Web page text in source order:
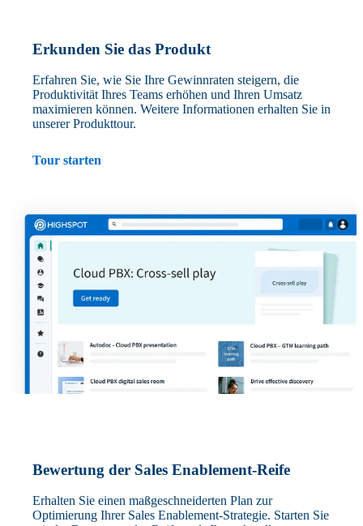
Erkunden Sie das Produkt
Erfahren Sie, wie Sie Ihre Gewinnraten steigern, die
Produktivität Ihres Teams erhöhen und Ihren Umsatz
maximieren können. Weitere Informationen erhalten Sie in
unserer Produkttour.
Tour starten
Bewertung der Sales Enablement-Reife
Erhalten Sie einen maßgeschneiderten Plan zur
Optimierung Ihrer Sales Enablement-Strategie. Starten Sie